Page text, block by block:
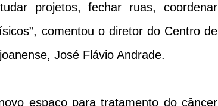
projetos, fechar ruas, coordenar
comentou o diretor do Centro de
José Flávio Andrade.
espaço para tratamento do câncer